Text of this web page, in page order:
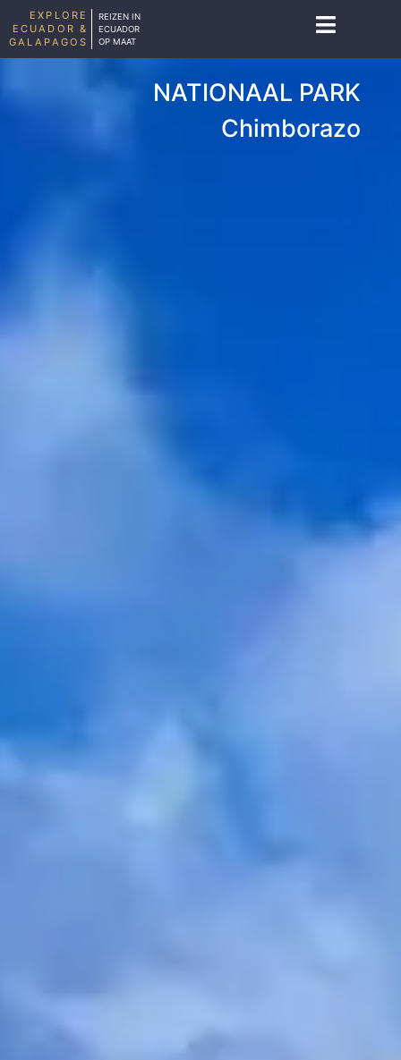
EXPLORE
ECUADOR &
GALAPAGOS
REIZEN IN
ECUADOR
OP MAAT
NATIONAAL PARK
Chimborazo